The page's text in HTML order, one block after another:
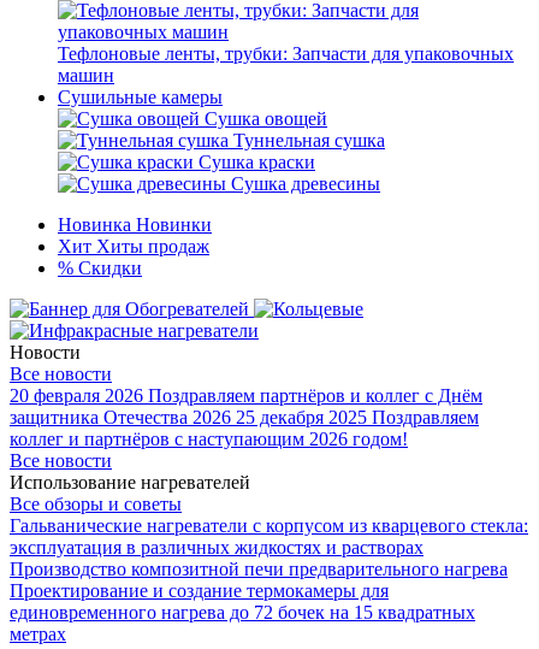
Тефлоновые ленты, трубки: Запчасти для упаковочных
машин
Сушильные камеры
Сушка овощей
Туннельная сушка
Сушка краски
Сушка древесины
Новинка Новинки
Хит Хиты продаж
% Скидки
Новости
Все новости
20 февраля 2026 Поздравляем партнёров и коллег с Днём
защитника Отечества 2026 25 декабря 2025 Поздравляем
коллег и партнёров с наступающим 2026 годом!
Все новости
Использование нагревателей
Все обзоры и советы
Гальванические нагреватели с корпусом из кварцевого стекла:
эксплуатация в различных жидкостях и растворах
Производство композитной печи предварительного нагрева
Проектирование и создание термокамеры для
единовременного нагрева до 72 бочек на 15 квадратных
метрах